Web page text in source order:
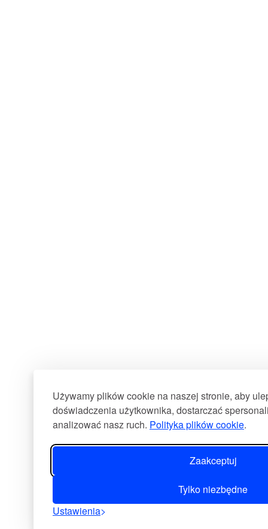
Używamy plików cookie na naszej stronie, aby
doświadczenia użytkownika, dostarczać
analizować nasz ruch. Polityka plików cookie.
Zaakceptuj
Tylko niezbędne
Ustawienia